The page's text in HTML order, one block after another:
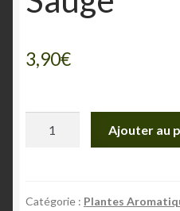
3,90€
Ajouter au
Catégorie : Plantes